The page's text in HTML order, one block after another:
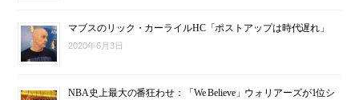
マブスのリック・カーライルHC「ポストアップは時代遅れ」
2020年6月3日
NBA史上最大の番狂わせ：「We Believe」ウォリアーズが1位シ